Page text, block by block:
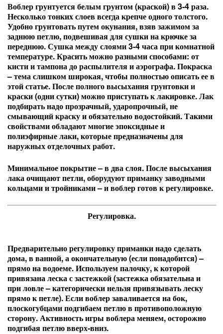
Воблер грунтуется белым грунтом (краской) в 3-4 раза.
Несколько тонких слоев всегда крепче одного толстого.
Удобно грунтовать путем окунания, взяв зажимом за
заднюю петлю, подвешивая для сушки на крючке за
переднюю. Сушка между слоями 3-4 часа при комнатной
температуре. Красить можно разными способами: от
кисти и тампона до распылителя и аэрографа. Покраска
– тема слишком широкая, чтобы полностью описать ее в
этой статье. После полного высыхания грунтовки и
краски (одни сутки) можно приступать к лакировке. Лак
подбирать надо прозрачный, ударопрочный, не
смывающий краску и обязательно водостойкий. Такими
свойствами обладают многие эпоксидные и
полиэфирные лаки, которые предназначены для
наружных отделочных работ.
Минимальное покрытие – в два слоя. После высыхания
лака очищают петли, оборудуют приманку заводными
кольцами и тройниками – и воблер готов к регулировке.
Регулировка.
Предварительно регулировку приманки надо сделать
дома, в ванной, а окончательную (если понадобится) –
прямо на водоеме. Используем палочку, к которой
привязана леска с застежкой (застежка обязательна и
при ловле – категорически нельзя привязывать леску
прямо к петле). Если воблер заваливается на бок,
плоскогубцами подгибаем петлю в противоположную
сторону. Активность игры воблера меняем, осторожно
подгибая петлю вверх-вниз.